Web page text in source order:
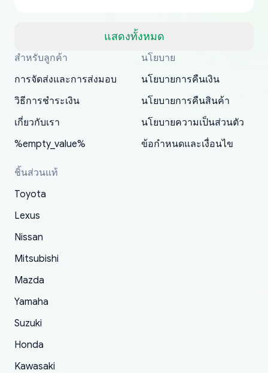
แสดงทั้งหมด
a matter of days. Very professional company as
well, I forgot to add my apartment number in
my address and contacted them with the
correct information. They updated my address
promptly. Will 100% be returning to order parts
Thank you, yoshiparts.com for the responsive
customer service and for being a reliable
have ordered from yoshi three times within
2022. The first two orders were received timely
and with no problems. The third order was not
received at all. According to yoshi's shipper, the
parcel was lost somewhere within the U.S.
replacement order was shipped and received.
The only reason for giving them 4 stars instead
order.
South Guam
OEM parts at prices that nobody else can beat.
Fast shipping to USA… I’m happy!
P. Ginez
Basically, this is my 6th time ordering parts for
my XRs (which is hard to find these days). Item
19 delays which is understandable, the package
is packed well! More so, I am genuinely happy
about the updates whether the item I added to
my cart is available or not. It's hassle free, I've
had troubles on my previous orders but they
and giving me updates.
All genuine oem parts all in perfect condition I
have told everyone about this site very reliable
appreciate everything.
Jay W
I am so shocked at good time, all just because
needed parts for making my cars more
mudguards,flares ) area insane good shape for
my VDJ79, thank you yoshi, for caring
packaging and also because i can look for all
parts needed for upgrading from LX to VX
toyota!.
YANAN RAMIREZ GONZALEZ
สำหรับลูกค้า
การจัดส่งและการส่งมอบ
วิธีการชำระเงิน
เกี่ยวกับเรา
%empty_value%
นโยบาย
นโยบายการคืนเงิน
นโยบายการคืนสินค้า
นโยบายความเป็นส่วนตัว
ข้อกำหนดและเงื่อนไข
ชิ้นส่วนแท้
Toyota
Lexus
Nissan
Mitsubishi
Mazda
Yamaha
Suzuki
Honda
Kawasaki